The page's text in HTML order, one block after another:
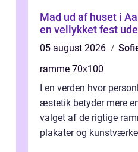
Mad ud af huset i
en vellykket fest
05 august 2026
ramme 70x100
I en verden hvor
æstetik betyder mere
valget af de rigtige
plakater og